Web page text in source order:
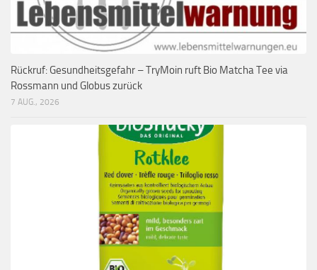
Rückruf: Gesundheitsgefahr – TryMoin ruft Bio Matcha Tee via
Rossmann und Globus zurück
7 AUG., 2026